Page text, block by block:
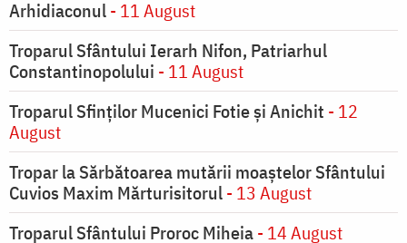
Arhidiaconul- 11 August
Troparul Sfântului Ierarh Nifon, Patriarhul
Constantinopolului - 11 August
Troparul Sfinţilor Mucenici Fotie şi Anichit - 12
August
Tropar la Sărbătoarea mutării moaştelor Sfântului
Cuvios Maxim Mărturisitorul- 13 August
Troparul Sfântului Proroc Miheia- 14 August